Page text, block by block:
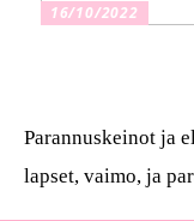
16/10/2022
Parannuskeinot ja
lapset, vaimo, ja